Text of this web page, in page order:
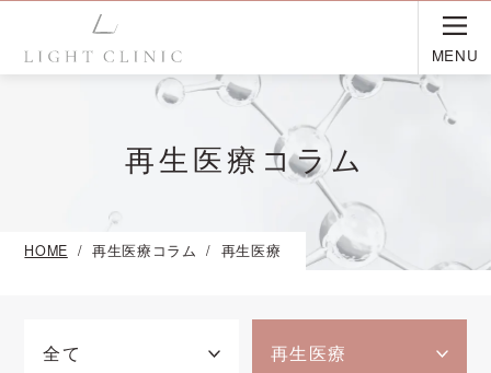
MENU
再生医療コラム
HOME 再生医療コラム 再生医療
全て 再生医療